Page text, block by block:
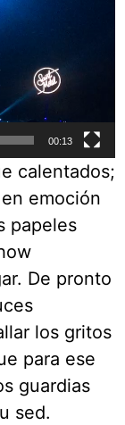
00:13
calentados;
emoción
papeles
De pronto
los gritos
para ese
guardias
sed.